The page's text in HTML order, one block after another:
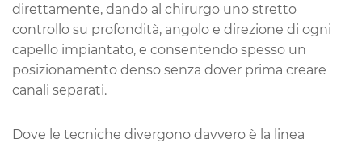
direttamente, dando al chirurgo uno stretto
controllo su profondità, angolo e direzione di ogni
capello impiantato, e consentendo spesso un
posizionamento denso senza dover prima creare
canali separati.
Dove le tecniche divergono davvero è la linea